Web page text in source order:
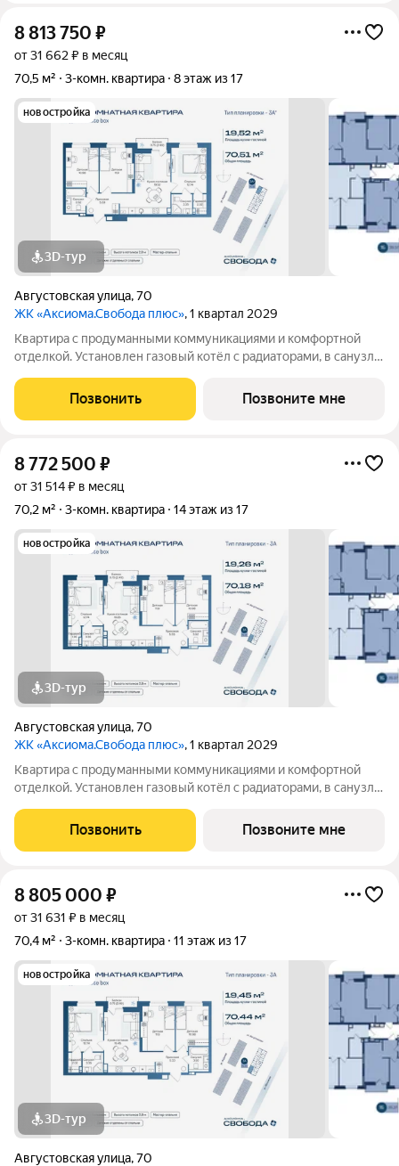
8 813 750 ₽
от 31 662 ₽ в месяц
70,5 м²
3-комн. квартира 8 этаж из 17
новостройка
3D-тур
Августовская улица,70
ЖК «Аксиома.Свобода плюс», 1 квартал 2029
Квартира с продуманными коммуникациями и комфортной
отделкой. Установлен газовый котёл с радиаторами, в санузле
электропроводка с розетками и выключателями. Проведены
системы холодного и горячего
Позвонить Позвоните мне
8 772 500 ₽
от 31 514 ₽ в месяц
70,2 м²
3-комн. квартира 14 этаж из 17
новостройка
3D-тур
Августовская улица,70
ЖК «Аксиома.Свобода плюс», 1 квартал 2029
Квартира с продуманными коммуникациями и комфортной
отделкой. Установлен газовый котёл с радиаторами, в санузле
электропроводка с розетками и выключателями. Проведены
системы холодного и горячего
Позвонить Позвоните мне
8 805 000 ₽
от 31 631 ₽ в месяц
70,4 м²
3-комн. квартира 11 этаж из 17
новостройка
3D-тур
Августовская улица,70